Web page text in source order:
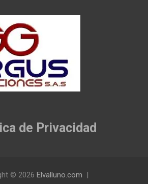
de Privacidad
© 2026 Elvalluno.com